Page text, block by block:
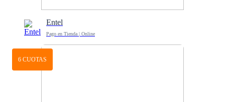
Entel
Pago en Tienda | Online
6 CUOTAS